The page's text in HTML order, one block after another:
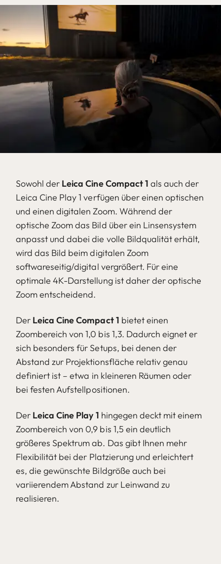
Sowohl der Leica Cine Compact 1 als auch der
Leica Cine Play 1 verfügen über einen optischen
und einen digitalen Zoom. Während der
optische Zoom das Bild über ein Linsensystem
anpasst und dabei die volle Bildqualität erhält,
wird das Bild beim digitalen Zoom
softwareseitig/digital vergrößert. Für eine
optimale 4K-Darstellung ist daher der optische
Zoom entscheidend.
Der Leica Cine Compact 1 bietet einen
Zoombereich von 1,0 bis 1,3. Dadurch eignet er
sich besonders für Setups, bei denen der
Abstand zur Projektionsfläche relativ genau
definiert ist – etwa in kleineren Räumen oder
bei festen Aufstellpositionen.
Der Leica Cine Play 1 hingegen deckt mit einem
Zoombereich von 0,9 bis 1,5 ein deutlich
größeres Spektrum ab. Das gibt Ihnen mehr
Flexibilität bei der Platzierung und erleichtert
es, die gewünschte Bildgröße auch bei
variierendem Abstand zur Leinwand zu
realisieren.